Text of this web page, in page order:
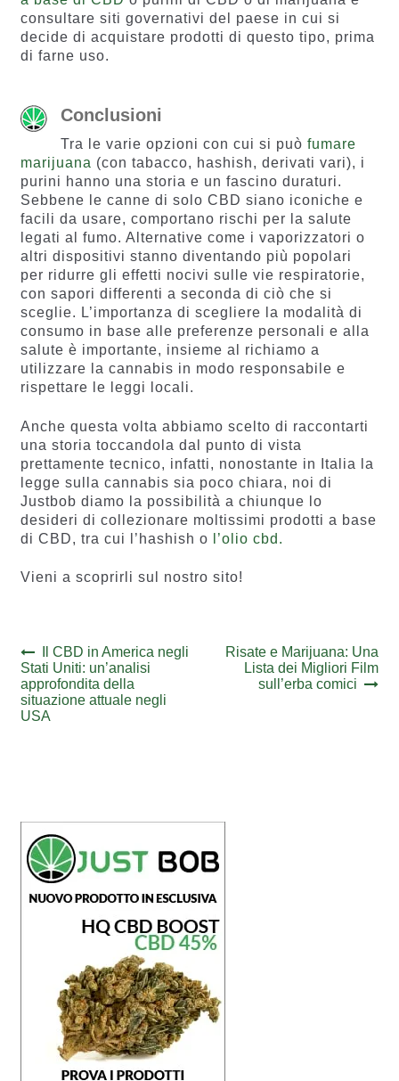
consultare siti governativi del paese in cui si
decide di acquistare prodotti di questo tipo, prima
di farne uso.
Conclusioni
Tra le varie opzioni con cui si può fumare
marijuana (con tabacco, hashish, derivati vari), i
purini hanno una storia e un fascino duraturi.
Sebbene le canne di solo CBD siano iconiche e
facili da usare, comportano rischi per la salute
legati al fumo. Alternative come i vaporizzatori o
altri dispositivi stanno diventando più popolari
per ridurre gli effetti nocivi sulle vie respiratorie,
con sapori differenti a seconda di ciò che si
sceglie. L’importanza di scegliere la modalità di
consumo in base alle preferenze personali e alla
salute è importante, insieme al richiamo a
utilizzare la cannabis in modo responsabile e
rispettare le leggi locali.
Anche questa volta abbiamo scelto di raccontarti
una storia toccandola dal punto di vista
prettamente tecnico, infatti, nonostante in Italia la
legge sulla cannabis sia poco chiara, noi di
Justbob diamo la possibilità a chiunque lo
desideri di collezionare moltissimi prodotti a base
di CBD, tra cui l’hashish o
l’olio cbd.
Vieni a scoprirli sul nostro sito!
Navigazione
articoli
Previous
post:
Il CBD in America negli
Stati Uniti: un’analisi
approfondita della
situazione attuale negli
USA
Next
post:
Risate e Marijuana: Una
Lista dei Migliori Film
sull’erba comici